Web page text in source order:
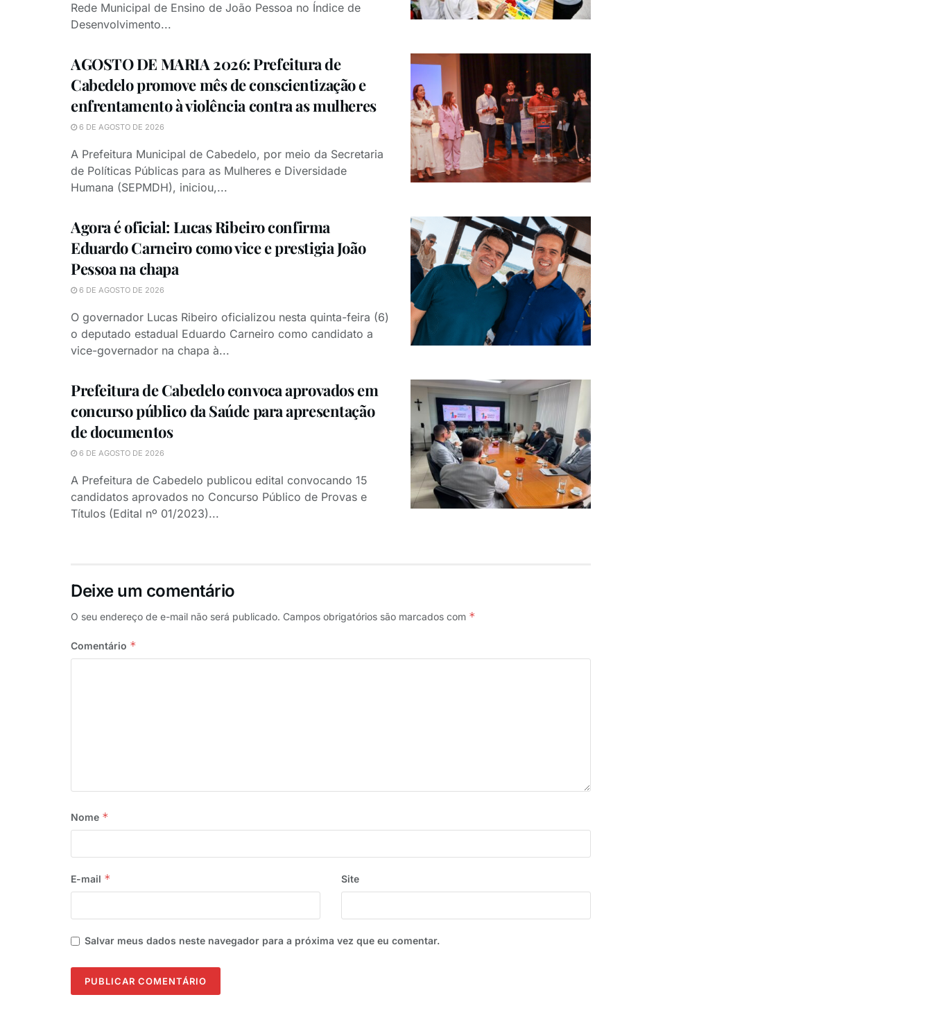
Rede Municipal de Ensino de João Pessoa no Índice de
Desenvolvimento...
AGOSTO DE MARIA 2026: Prefeitura de
Cabedelo promove mês de conscientização e
enfrentamento à violência contra as mulheres
6 DE AGOSTO DE 2026
A Prefeitura Municipal de Cabedelo, por meio da Secretaria
de Políticas Públicas para as Mulheres e Diversidade
Humana (SEPMDH), iniciou,...
Agora é oficial: Lucas Ribeiro confirma
Eduardo Carneiro como vice e prestigia João
Pessoa na chapa
6 DE AGOSTO DE 2026
O governador Lucas Ribeiro oficializou nesta quinta-feira (6)
o deputado estadual Eduardo Carneiro como candidato a
vice-governador na chapa à...
Prefeitura de Cabedelo convoca aprovados em
concurso público da Saúde para apresentação
de documentos
6 DE AGOSTO DE 2026
A Prefeitura de Cabedelo publicou edital convocando 15
candidatos aprovados no Concurso Público de Provas e
Títulos (Edital nº 01/2023)...
Deixe um comentário
O seu endereço de e-mail não será publicado. Campos obrigatórios são marcados com *
Comentário *
Nome *
E-mail * Site
Salvar meus dados neste navegador para a próxima vez que eu comentar.